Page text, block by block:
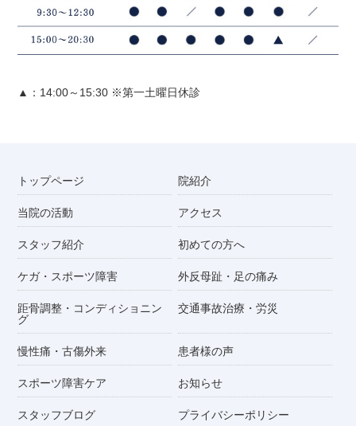
▲：14:00～15:30 ※第一土曜日休診
トップページ 院紹介
当院の活動 アクセス
スタッフ紹介 初めての方へ
ケガ・スポーツ障害 外反母趾・足の痛み
距骨調整・コンディショニン
グ
交通事故治療・労災
慢性痛・古傷外来 患者様の声
スポーツ障害ケア お知らせ
スタッフブログ プライバシーポリシー